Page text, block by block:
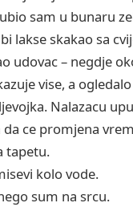
sam u bunaru
lakse skakao sa
udovac – negdje
vise, a
Nalazacu
ce promjena
tapetu.
kolo vode.
sum na srcu.